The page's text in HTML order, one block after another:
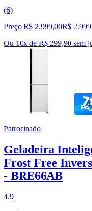
(6)
Preço R$ 2.999,00R$ 2.999,
Ou 10x de R$ 299,90 sem
Patrocinado
Geladeira
Frost Free
- BRE66AB
4.9